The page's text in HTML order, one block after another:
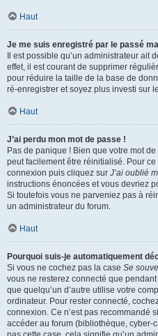
Haut
Je me suis enregistré par le passé
Il est possible qu’un administrateur ait
effet, il est courant de supprimer
pour réduire la taille de la base de
ré-enregistrer et soyez plus investi sur
Haut
J’ai perdu mon mot de passe !
Pas de panique ! Bien que votre mot
peut facilement être réinitialisé. Pour
connexion puis cliquez sur J’ai oublié
instructions énoncées et vous devriez
Si toutefois vous ne parveniez pas à
un administrateur du forum.
Haut
Pourquoi suis-je automatiquement
Si vous ne cochez pas la case Se
vous ne resterez connecté que
que quelqu’un d’autre utilise votre
ordinateur. Pour rester connecté,
connexion. Ce n’est pas recommandé
accéder au forum (bibliothèque, cyber-